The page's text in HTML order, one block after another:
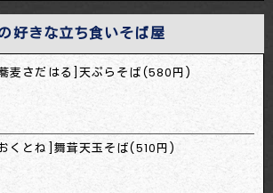
好きな立ち食いそば屋
麦さだはる]天ぷらそば(580円)
くとね]舞茸天玉そば(510円)